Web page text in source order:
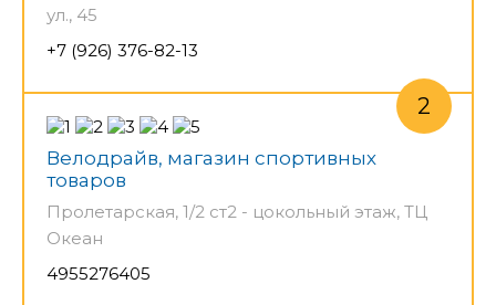
ул., 45
+7 (926) 376-82-13
Велодрайв, магазин спортивных
товаров
Пролетарская, 1/2 ст2 - цокольный этаж, ТЦ
Океан
4955276405